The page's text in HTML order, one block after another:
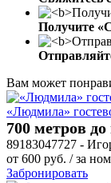
Получите
Вам может
«Людмила»
700 метров
89183047727 -
от 600 руб. / за
Забронировать